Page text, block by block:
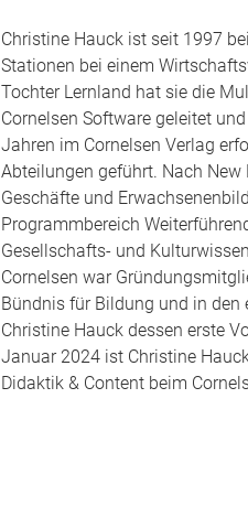
Christine Hauck ist seit 1997
Stationen bei einem
Tochter Lernland hat sie die
Cornelsen Software geleitet
Jahren im Cornelsen Verlag
Abteilungen geführt. Nach New
Geschäfte und
Programmbereich
Gesellschafts- und
Cornelsen war
Bündnis für Bildung und in
Christine Hauck dessen erste
Januar 2024 ist Christine
Didaktik & Content beim